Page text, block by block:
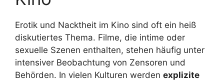
Erotik und Nacktheit im Kino sind oft ein heiß
diskutiertes Thema. Filme, die intime oder
sexuelle Szenen enthalten, stehen häufig unter
intensiver Beobachtung von Zensoren und
Behörden. In vielen Kulturen werden explizite